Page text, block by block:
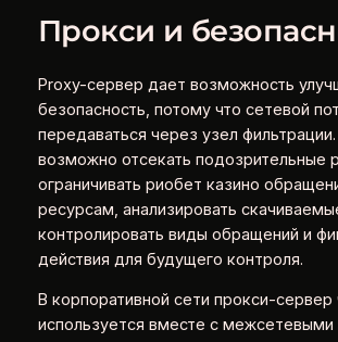
Прокси и
Proxy-сервер дает возможность
безопасность, потому что сетевой
передаваться через узел
возможно отсекать подозрительные
ограничивать риобет казино
ресурсам, анализировать
контролировать виды обращений и
действия для будущего контроля.
В корпоративной сети прокси-сервер
используется вместе с межсетевыми